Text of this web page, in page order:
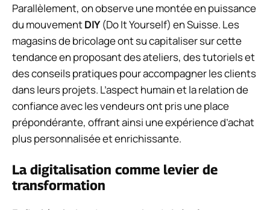
Parallèlement, on observe une montée en puissance
du mouvementDIY (Do It Yourself) en Suisse. Les
magasins de bricolage ont su capitaliser sur cette
tendance en proposant des ateliers, des tutoriels et
des conseils pratiques pour accompagner les clients
dans leurs projets. L’aspect humain et la relation de
confiance avec les vendeurs ont pris une place
prépondérante, offrant ainsi une expérience d’achat
plus personnalisée et enrichissante.
La digitalisation comme levier de
transformation